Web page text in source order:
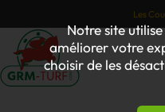
Notre site
améliorer votre
choisir de les
Les